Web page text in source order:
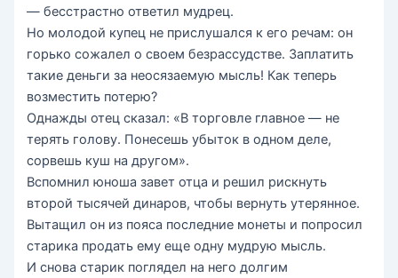
— бесстрастно ответил мудрец.
Но молодой купец не прислушался к его речам: он
горько сожалел о своем безрассудстве. Заплатить
такие деньги за неосязаемую мысль! Как теперь
возместить потерю?
Однажды отец сказал: «В торговле главное — не
терять голову. Понесешь убыток в одном деле,
сорвешь куш на другом».
Вспомнил юноша завет отца и решил рискнуть
второй тысячей динаров, чтобы вернуть утерянное.
Вытащил он из пояса последние монеты и попросил
старика продать ему еще одну мудрую мысль.
И снова старик поглядел на него долгим